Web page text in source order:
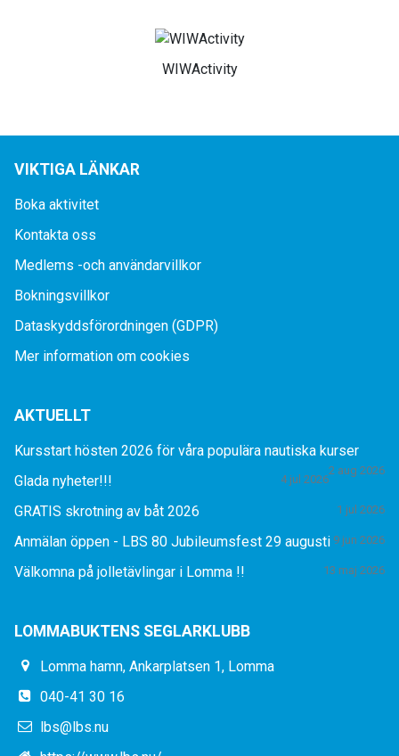
WIWActivity
VIKTIGA LÄNKAR
Boka aktivitet
Kontakta oss
Medlems -och användarvillkor
Bokningsvillkor
Dataskyddsförordningen (GDPR)
Mer information om cookies
AKTUELLT
Kursstart hösten 2026 för våra populära nautiska kurser
2 aug 2026
Glada nyheter!!! 4 jul 2026
GRATIS skrotning av båt 2026 1 jul 2026
Anmälan öppen - LBS 80 Jubileumsfest 29 augusti 9 jun 2026
Välkomna på jolletävlingar i Lomma !! 13 maj 2026
LOMMABUKTENS SEGLARKLUBB
Lomma hamn, Ankarplatsen 1, Lomma
040-41 30 16
lbs@lbs.nu